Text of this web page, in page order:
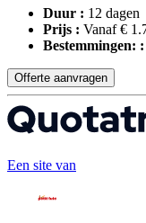
Duur : 12 dagen
Prijs : Vanaf €
Bestemmingen: :
Offerte aanvragen
Een site van